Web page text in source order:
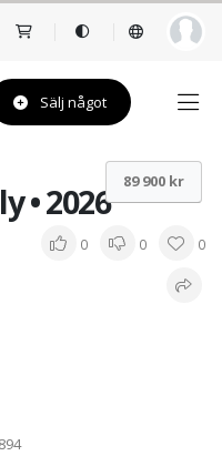
Sälj något
• 2026
0 0 0
89 900 kr